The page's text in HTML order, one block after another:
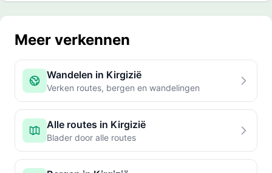
Meer verkennen
Wandelen in Kirgizië
Verken routes, bergen en wandelingen
Alle routes in Kirgizië
Blader door alle routes